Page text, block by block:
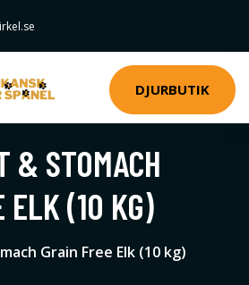
DJURBUTIK
& STOMACH
ELK (10 KG)
Grain Free Elk (10 kg)